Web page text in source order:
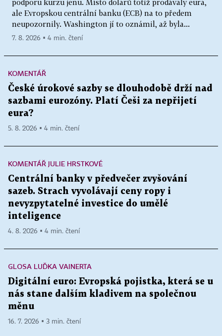
podporu kurzu jenu. Místo dolarů totiž prodávaly eura,
ale Evropskou centrální banku (ECB) na to předem
neupozornily. Washington jí to oznámil, až byla...
7. 8. 2026 ▪ 4 min. čtení
KOMENTÁŘ
České úrokové sazby se dlouhodobě drží nad
sazbami eurozóny. Platí Češi za nepřijetí
eura?
5. 8. 2026 ▪ 4 min. čtení
KOMENTÁŘ JULIE HRSTKOVÉ
Centrální banky v předvečer zvyšování
sazeb. Strach vyvolávají ceny ropy i
nevyzpytatelné investice do umělé
inteligence
4. 8. 2026 ▪ 4 min. čtení
GLOSA LUĎKA VAINERTA
Digitální euro: Evropská pojistka, která se u
nás stane dalším kladivem na společnou
měnu
16. 7. 2026 ▪ 3 min. čtení